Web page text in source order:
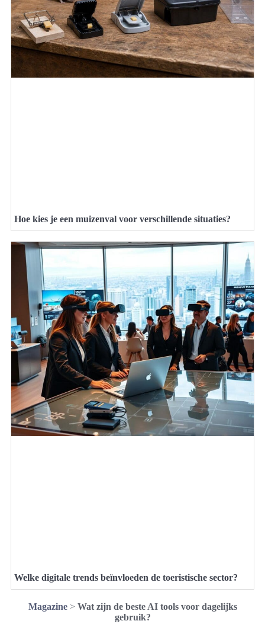
Hoe kies je een muizenval voor verschillende situaties?
Welke digitale trends beïnvloeden de toeristische sector?
Magazine> Wat zijn de beste AI tools voor dagelijks
gebruik?